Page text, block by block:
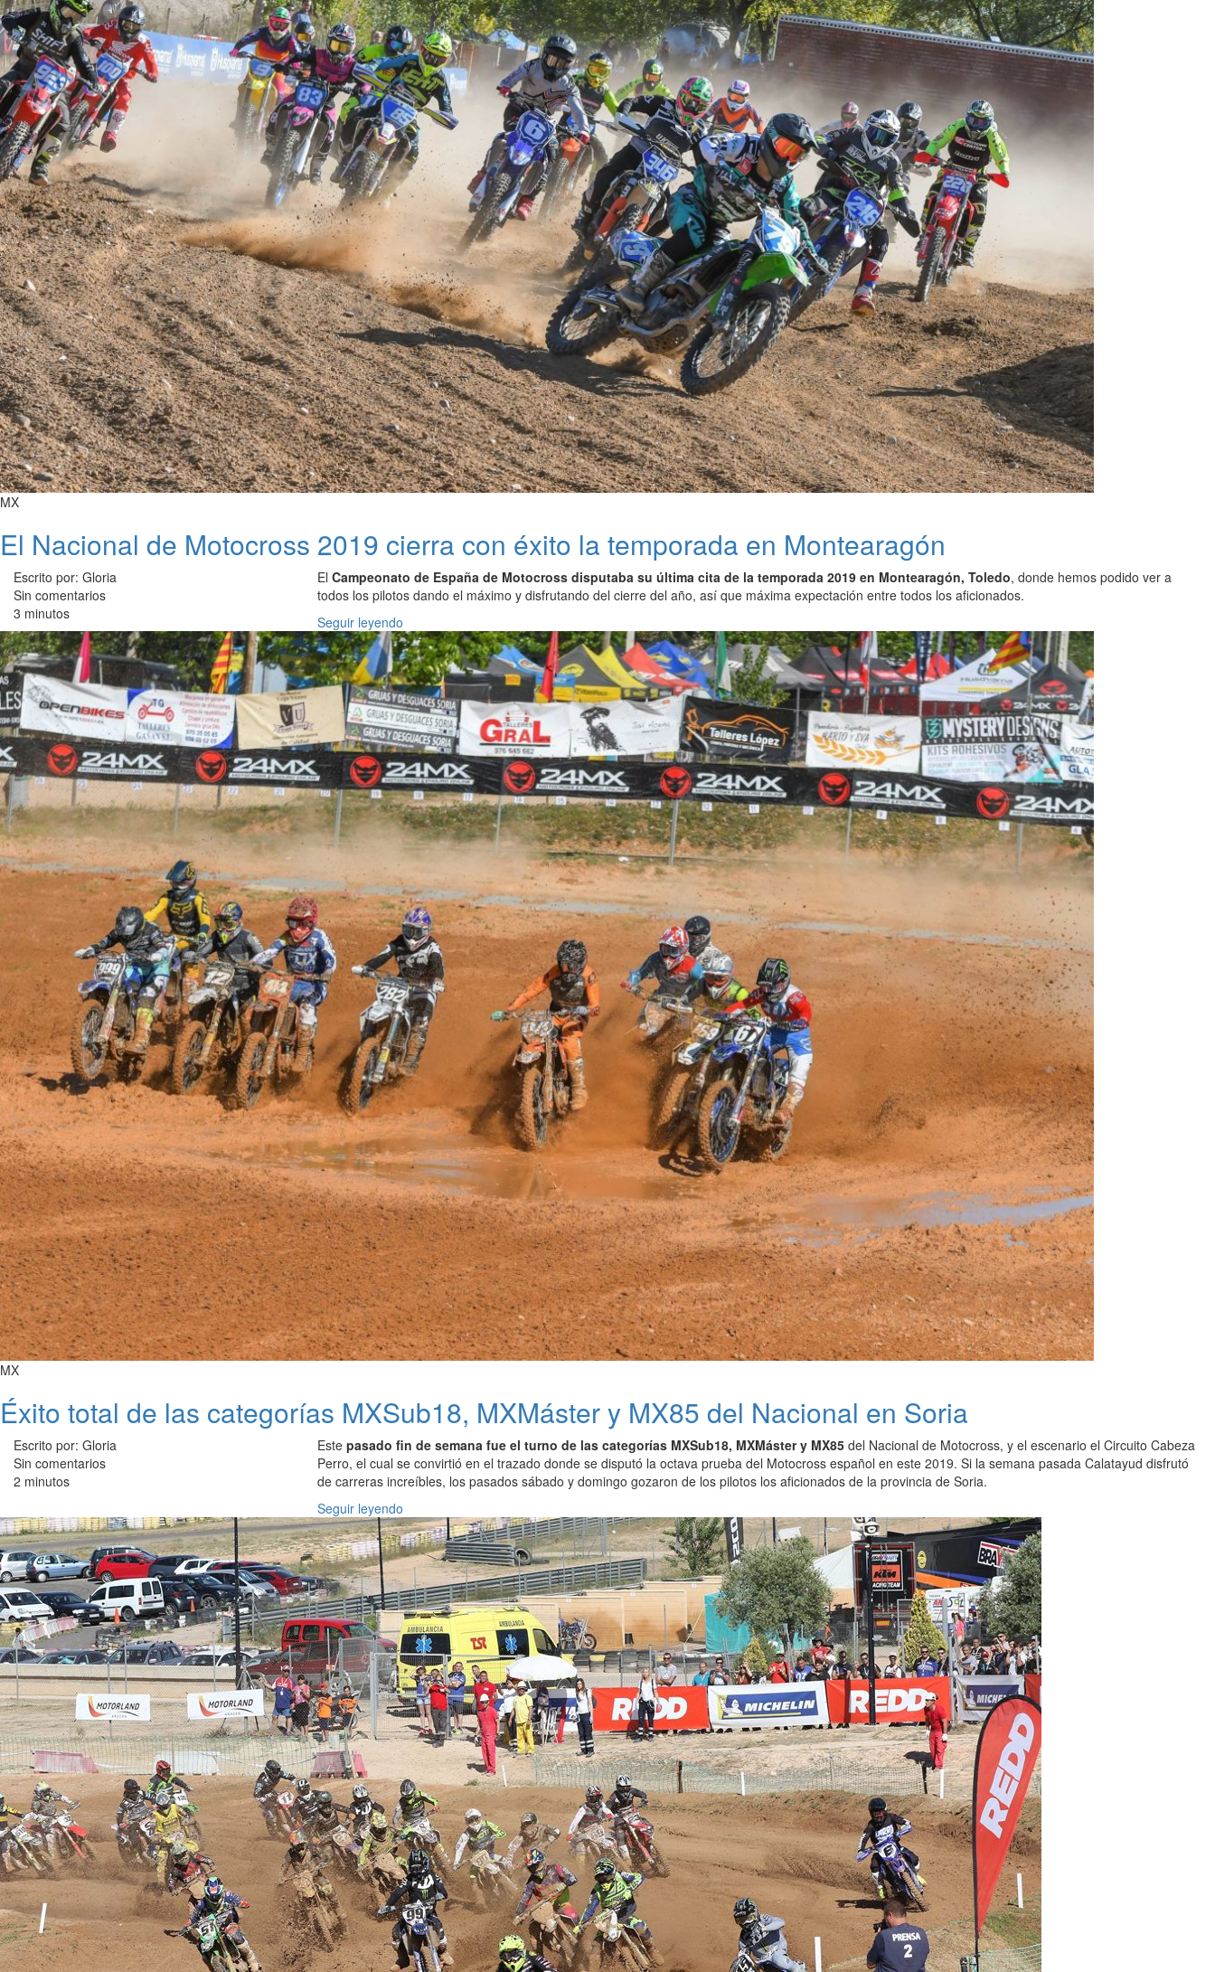
MX
El Nacional de Motocross 2019 cierra con éxito la temporada en Montearagón
Escrito por: Gloria
Sin comentarios
3 minutos
El Campeonato de España de Motocross disputaba su última cita de la temporada 2019 en Montearagón, Toledo, donde hemos podido ver a
todos los pilotos dando el máximo y disfrutando del cierre del año, así que máxima expectación entre todos los aficionados.
Seguir leyendo
MX
Éxito total de las categorías MXSub18, MXMáster y MX85 del Nacional en Soria
Escrito por: Gloria
Sin comentarios
2 minutos
Este pasado fin de semana fue el turno de las categorías MXSub18, MXMáster y MX85 del Nacional de Motocross, y el escenario el Circuito Cabeza
Perro, el cual se convirtió en el trazado donde se disputó la octava prueba del Motocross español en este 2019. Si la semana pasada Calatayud disfrutó
de carreras increíbles, los pasados sábado y domingo gozaron de los pilotos los aficionados de la provincia de Soria.
Seguir leyendo